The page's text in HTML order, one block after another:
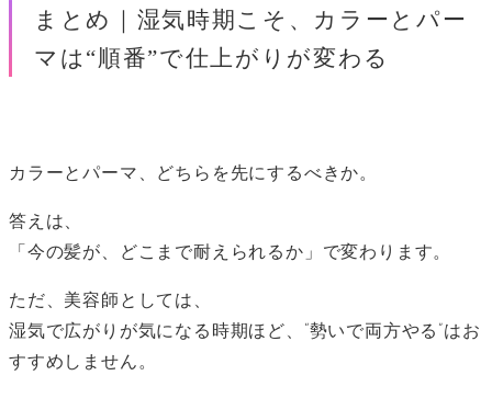
まとめ｜湿気時期こそ、カラーとパー
マは“順番”で仕上がりが変わる
カラーとパーマ、どちらを先にするべきか。
答えは、
「今の髪が、どこまで耐えられるか」で変わります。
ただ、美容師としては、
湿気で広がりが気になる時期ほど、“勢いで両方やる”はお
すすめしません。